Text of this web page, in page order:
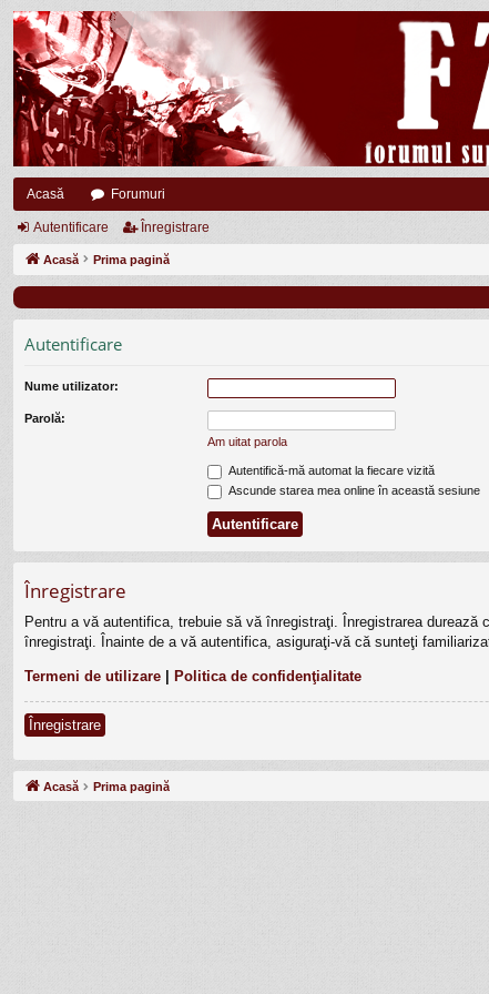
Acasă Forumuri
Autentificare Înregistrare
Acasă Prima pagină
Autentificare
Nume utilizator:
Parolă:
Am uitat parola
Autentifică-mă automat la fiecare vizită
Ascunde starea mea online în această sesiune
Înregistrare
Pentru a vă autentifica, trebuie să vă înregistraţi. Înregistrarea
înregistraţi. Înainte de a vă autentifica, asiguraţi-vă că sunteţi
Termeni de utilizare Politica de confidenţialitate
Înregistrare
Acasă Prima pagină